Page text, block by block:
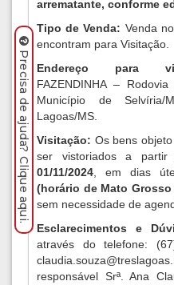
arrematante, conforme
Tipo de Venda: Venda
encontram para Visitação.
Endereço para
FAZENDINHA –
Município de
Lagoas/MS.
Visitação: Os bens
ser vistoriados a
01/11/2024 , em dias
(horário de Mato Grosso
sem necessidade de
Esclarecimentos e
através do telefone:
responsável Srª. Ana
Precisa de ajuda? Clique aqui.